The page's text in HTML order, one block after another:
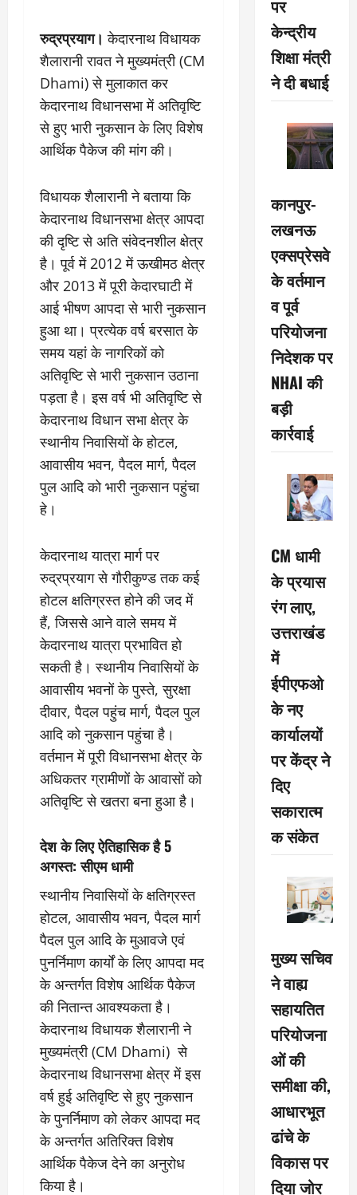
रुद्रप्रयाग। केदारनाथ विधायक
शैलारानी रावत ने मुख्यमंत्री (CM
Dhami) से मुलाकात कर
केदारनाथ विधानसभा में अतिवृष्टि
से हुए भारी नुकसान के लिए विशेष
आर्थिक पैकेज की मांग की।
विधायक शैलारानी ने बताया कि
केदारनाथ विधानसभा क्षेत्र आपदा
की दृष्टि से अति संवेदनशील क्षेत्र
है। पूर्व में 2012 में ऊखीमठ क्षेत्र
और 2013 में पूरी केदारघाटी में
आई भीषण आपदा से भारी नुकसान
हुआ था। प्रत्येक वर्ष बरसात के
समय यहां के नागरिकों को
अतिवृष्टि से भारी नुकसान उठाना
पड़ता है। इस वर्ष भी अतिवृष्टि से
केदारनाथ विधान सभा क्षेत्र के
स्थानीय निवासियों के होटल,
आवासीय भवन, पैदल मार्ग, पैदल
पुल आदि को भारी नुकसान पहुंचा
हे।
केदारनाथ यात्रा मार्ग पर
रुद्रप्रयाग से गौरीकुण्ड तक कई
होटल क्षतिग्रस्त होने की जद में
हैं, जिससे आने वाले समय में
केदारनाथ यात्रा प्रभावित हो
सकती है। स्थानीय निवासियों के
आवासीय भवनों के पुस्ते, सुरक्षा
दीवार, पैदल पहुंच मार्ग, पैदल पुल
आदि को नुकसान पहुंचा है।
वर्तमान में पूरी विधानसभा क्षेत्र के
अधिकतर ग्रामीणों के आवासों को
अतिवृष्टि से खतरा बना हुआ है।
देश के लिए ऐतिहासिक है 5
अगस्त: सीएम धामी
स्थानीय निवासियों के क्षतिग्रस्त
होटल, आवासीय भवन, पैदल मार्ग
पैदल पुल आदि के मुआवजे एवं
पुनर्निमाण कार्यों के लिए आपदा मद
के अन्तर्गत विशेष आर्थिक पैकेज
की नितान्त आवश्यकता है।
केदारनाथ विधायक शैलारानी ने
मुख्यमंत्री (CM Dhami) से
केदारनाथ विधानसभा क्षेत्र में इस
वर्ष हुई अतिवृष्टि से हुए नुकसान
के पुनर्निमाण को लेकर आपदा मद
के अन्तर्गत अतिरिक्त विशेष
आर्थिक पैकेज देने का अनुरोध
किया है।
पर
केन्द्रीय
शिक्षा मंत्री
ने दी बधाई
कानपुर-
लखनऊ
एक्सप्रेसवे
के वर्तमान
व पूर्व
परियोजना
निदेशक पर
NHAI की
बड़ी
कार्रवाई
CM धामी
के प्रयास
रंग लाए,
उत्तराखंड
में
ईपीएफओ
के नए
कार्यालयों
पर केंद्र ने
दिए
सकारात्म
क संकेत
मुख्य सचिव
ने वाह्य
सहायतित
परियोजना
ओं की
समीक्षा की,
आधारभूत
ढांचे के
विकास पर
दिया जोर